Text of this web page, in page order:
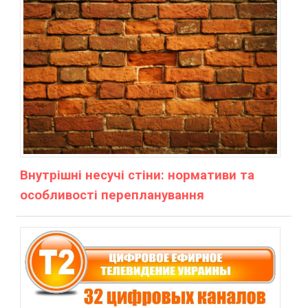
Внутрішні несучі стіни: нормативи та
особливості перепланування